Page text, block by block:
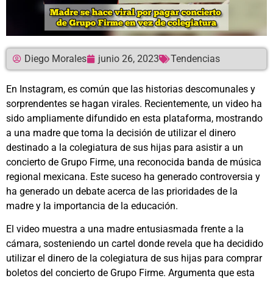
Diego Morales junio 26, 2023 Tendencias
En Instagram, es común que las historias descomunales y
sorprendentes se hagan virales. Recientemente, un video ha
sido ampliamente difundido en esta plataforma, mostrando
a una madre que toma la decisión de utilizar el dinero
destinado a la colegiatura de sus hijas para asistir a un
concierto de Grupo Firme, una reconocida banda de música
regional mexicana. Este suceso ha generado controversia y
ha generado un debate acerca de las prioridades de la
madre y la importancia de la educación.
El video muestra a una madre entusiasmada frente a la
cámara, sosteniendo un cartel donde revela que ha decidido
utilizar el dinero de la colegiatura de sus hijas para comprar
boletos del concierto de Grupo Firme. Argumenta que esta